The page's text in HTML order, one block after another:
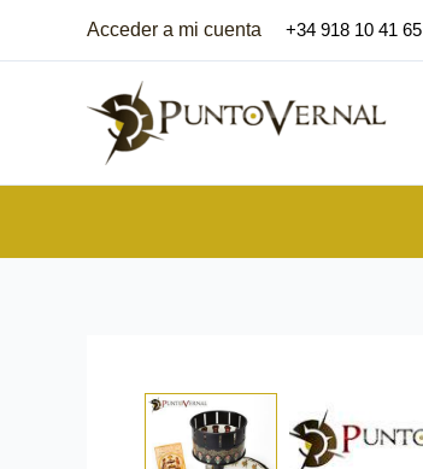
Acceder a mi cuenta +34 918 10 41 65